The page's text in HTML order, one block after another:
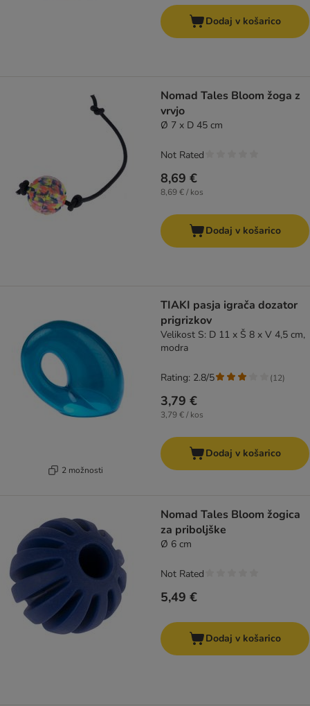
Dodaj v košarico
Nomad Tales Bloom žoga z
vrvjo
Ø 7 x D 45 cm
8,69 €
8,69 € / kos
Not Rated
Dodaj v košarico
2 možnosti
TIAKI pasja igrača dozator
prigrizkov
Velikost S: D 11 x Š 8 x V 4,5 cm,
modra
3,79 €
3,79 € / kos
Rating: 2.8/5 (12)
Dodaj v košarico
Nomad Tales Bloom žogica
za priboljške
Ø 6 cm
5,49 €
Not Rated
Dodaj v košarico